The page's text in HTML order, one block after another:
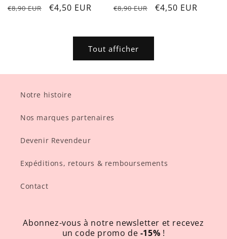
Prix
€8,90 EUR
Prix
€4,50 EUR
Prix
€8,90 EUR
Prix
€4,50 EUR
Tout afficher
Notre histoire
Nos marques partenaires
Devenir Revendeur
Expéditions, retours & remboursements
Contact
Abonnez-vous à notre newsletter et recevez
un code promo de -15% !